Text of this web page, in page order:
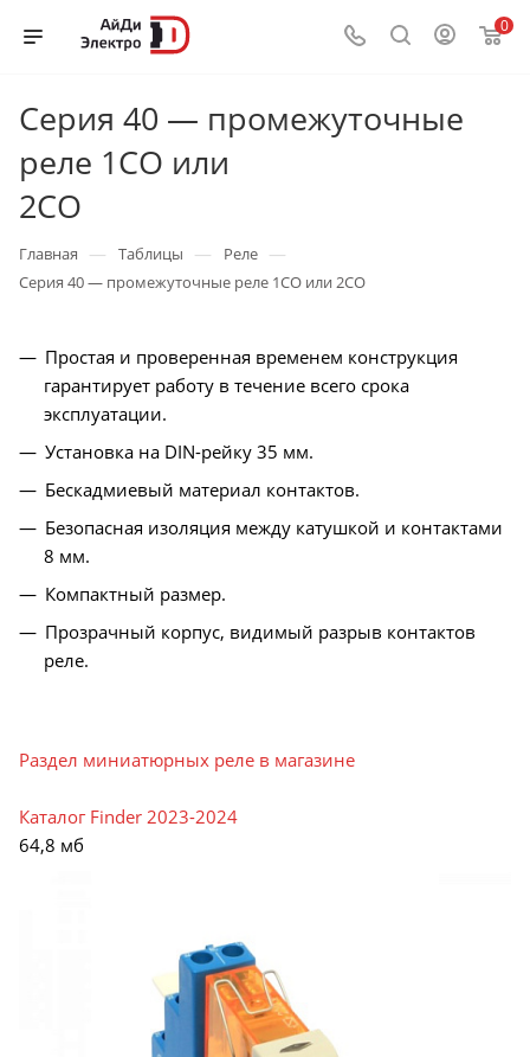
0
Серия 40 — промежуточные
реле 1СО или
2СО
Главная — Таблицы — Реле —
Серия 40 — промежуточные реле 1СО или 2СО
Простая и проверенная временем конструкция
гарантирует работу в течение всего срока
эксплуатации.
Установка на DIN-рейку 35 мм.
Бескадмиевый материал контактов.
Безопасная изоляция между катушкой и контактами
8 мм.
Компактный размер.
Прозрачный корпус, видимый разрыв контактов
реле.
Раздел миниатюрных реле в магазине
Каталог Finder 2023-2024
64,8 мб